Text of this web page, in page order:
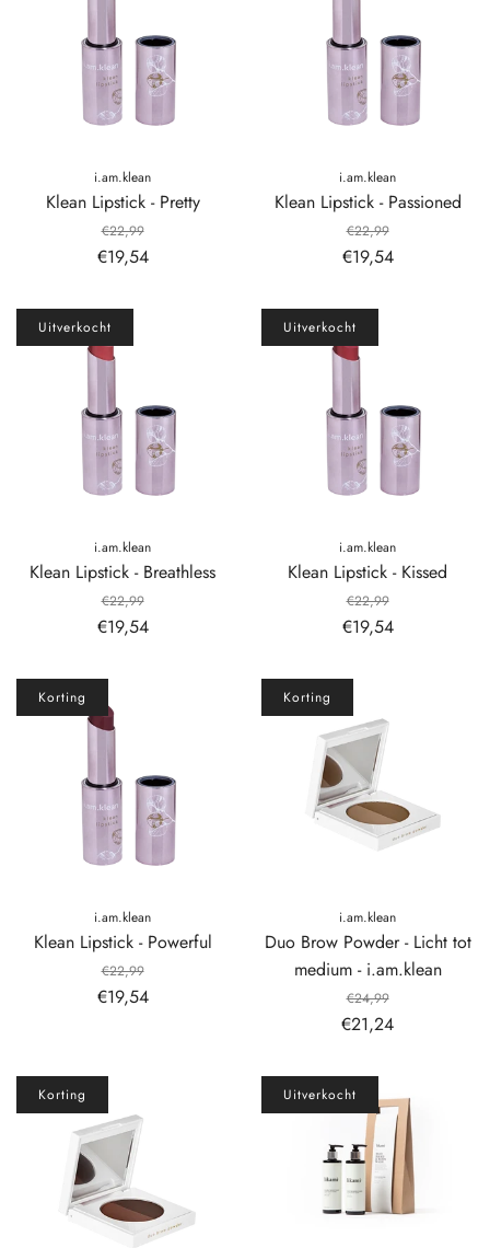
i.am.klean
Klean Lipstick - Pretty
€22,99
€19,54
i.am.klean
Klean Lipstick - Passioned
€22,99
€19,54
i.am.klean
Klean Lipstick - Breathless
€22,99
€19,54
Uitverkocht
i.am.klean
Klean Lipstick - Kissed
€22,99
€19,54
Uitverkocht
i.am.klean
Klean Lipstick - Powerful
€22,99
€19,54
Korting
i.am.klean
Duo Brow Powder - Licht tot
medium - i.am.klean
€24,99
€21,24
Korting
Korting Uitverkocht